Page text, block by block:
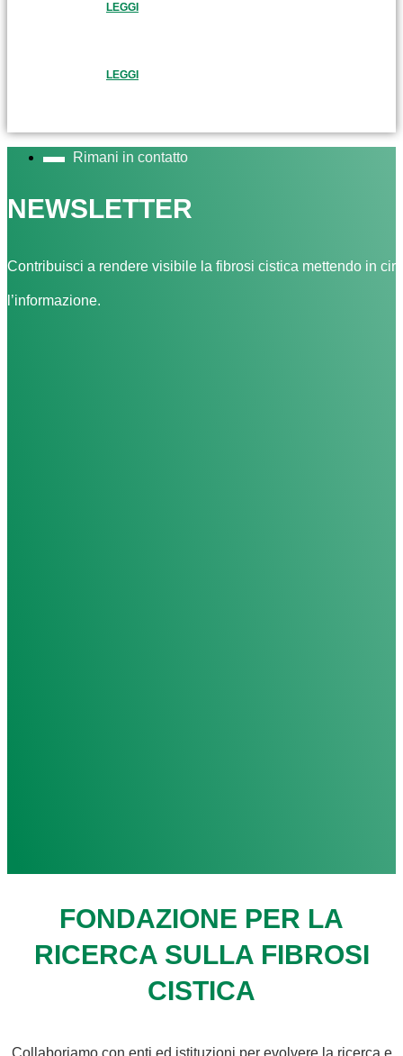
LEGGI
LEGGI
Rimani in contatto
NEWSLETTER
Contribuisci a rendere visibile la fibrosi cistica mettendo in
l’informazione.
FONDAZIONE PER LA
RICERCA SULLA FIBROSI
CISTICA